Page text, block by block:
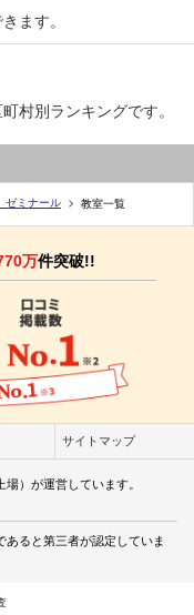
ます。
村別ランキングです。
ゼミナール 教室一覧
万件突破!!
サイトマップ
場）が運営しています。
あると第三者が認定していま